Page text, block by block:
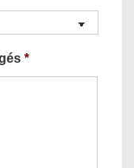
*